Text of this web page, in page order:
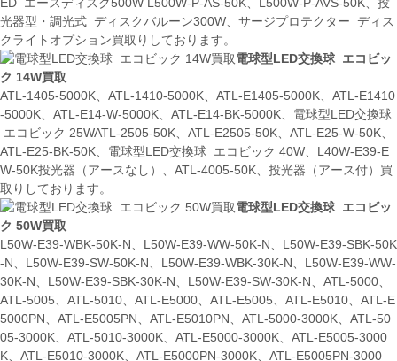
ED エースディスク500W L500W-P-AS-50K、L500W-P-AVS-50K、投
光器型・調光式 ディスクバルーン300W、サージプロテクター ディス
クライトオプション買取りしております。
電球型LED交換球 エコビッ
ク 14W買取
ATL-1405-5000K、ATL-1410-5000K、ATL-E1405-5000K、ATL-E1410
-5000K、ATL-E14-W-5000K、ATL-E14-BK-5000K、電球型LED交換球
エコビック 25WATL-2505-50K、ATL-E2505-50K、ATL-E25-W-50K、
ATL-E25-BK-50K、電球型LED交換球 エコビック 40W、L40W-E39-E
W-50K投光器（アースなし）、ATL-4005-50K、投光器（アース付）買
取りしております。
電球型LED交換球 エコビッ
ク 50W買取
L50W-E39-WBK-50K-N、L50W-E39-WW-50K-N、L50W-E39-SBK-50K
-N、L50W-E39-SW-50K-N、L50W-E39-WBK-30K-N、L50W-E39-WW-
30K-N、L50W-E39-SBK-30K-N、L50W-E39-SW-30K-N、ATL-5000、
ATL-5005、ATL-5010、ATL-E5000、ATL-E5005、ATL-E5010、ATL-E
5000PN、ATL-E5005PN、ATL-E5010PN、ATL-5000-3000K、ATL-50
05-3000K、ATL-5010-3000K、ATL-E5000-3000K、ATL-E5005-3000
K、ATL-E5010-3000K、ATL-E5000PN-3000K、ATL-E5005PN-3000